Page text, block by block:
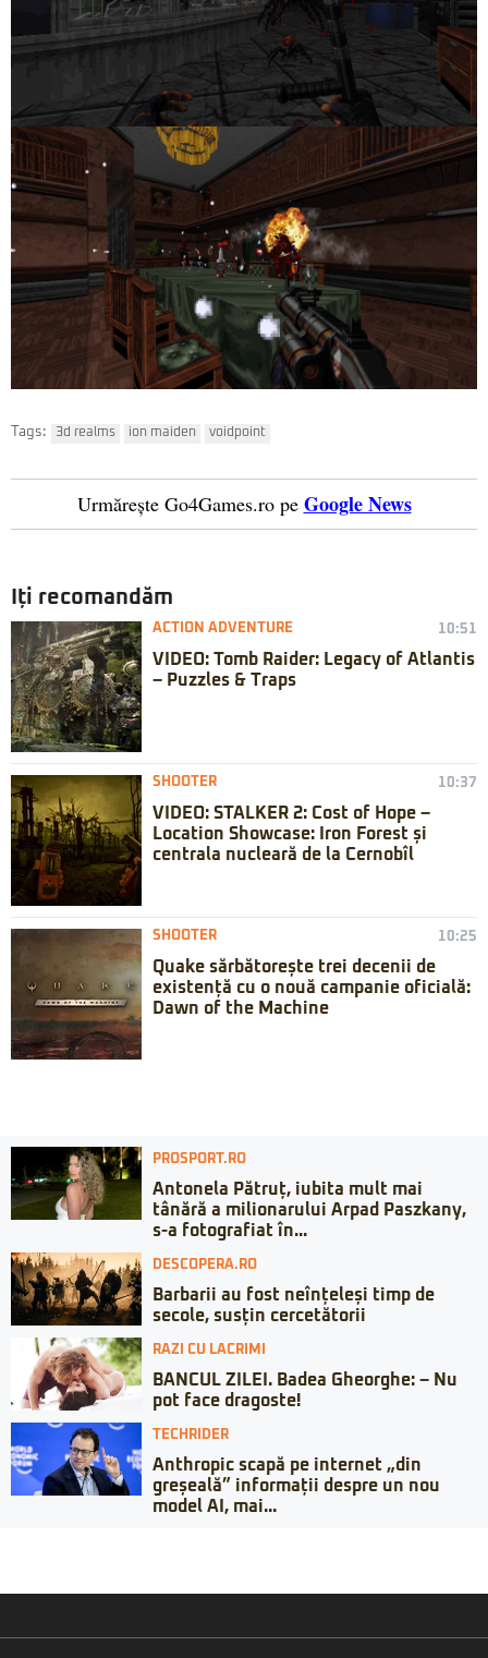
Tags: 3d realms ion maiden voidpoint
Urmărește Go4Games.ro pe Google News
Iți recomandăm
ACTION ADVENTURE 10:51
VIDEO: Tomb Raider: Legacy of Atlantis
– Puzzles & Traps
SHOOTER 10:37
VIDEO: STALKER 2: Cost of Hope –
Location Showcase: Iron Forest și
centrala nucleară de la Cernobîl
SHOOTER 10:25
Quake sărbătorește trei decenii de
existență cu o nouă campanie oficială:
Dawn of the Machine
PROSPORT.RO
Antonela Pătruț, iubita mult mai
tânără a milionarului Arpad Paszkany,
s-a fotografiat în...
DESCOPERA.RO
Barbarii au fost neînțeleși timp de
secole, susțin cercetătorii
RAZI CU LACRIMI
BANCUL ZILEI. Badea Gheorghe: – Nu
pot face dragoste!
TECHRIDER
Anthropic scapă pe internet „din
greșeală” informații despre un nou
model AI, mai...